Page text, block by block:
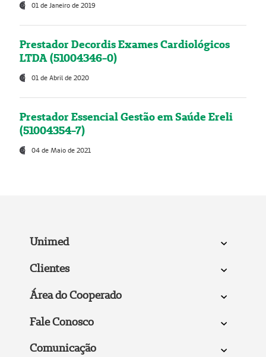
01 de Janeiro de 2019
Prestador Decordis Exames Cardiológicos
LTDA (51004346-0)
01 de Abril de 2020
Prestador Essencial Gestão em Saúde Ereli
(51004354-7)
04 de Maio de 2021
Unimed
Clientes
Área do Cooperado
Fale Conosco
Comunicação